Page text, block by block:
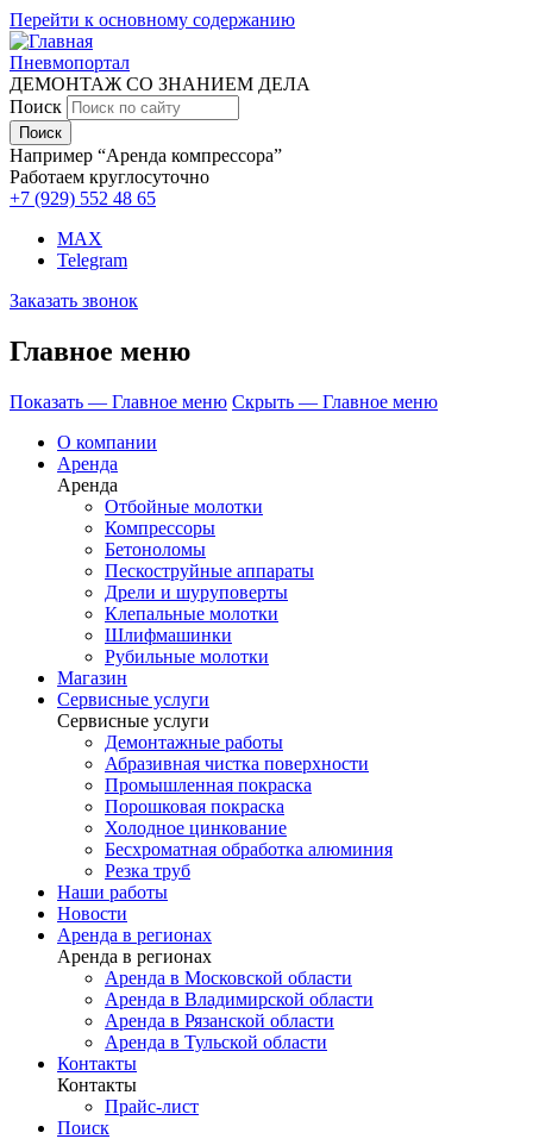
Перейти к основному содержанию
Пневмопортал
ДЕМОНТАЖ СО ЗНАНИЕМ ДЕЛА
Поиск
Например “Аренда компрессора”
Работаем круглосуточно
+7 (929) 552 48 65
MAX
Telegram
Заказать звонок
Главное меню
Показать — Главное меню Скрыть — Главное меню
О компании
Аренда
Аренда
Отбойные молотки
Компрессоры
Бетоноломы
Пескоструйные аппараты
Дрели и шуруповерты
Клепальные молотки
Шлифмашинки
Рубильные молотки
Магазин
Сервисные услуги
Сервисные услуги
Демонтажные работы
Абразивная чистка поверхности
Промышленная покраска
Порошковая покраска
Холодное цинкование
Бесхроматная обработка алюминия
Резка труб
Наши работы
Новости
Аренда в регионах
Аренда в регионах
Аренда в Московской области
Аренда в Владимирской области
Аренда в Рязанской области
Аренда в Тульской области
Контакты
Контакты
Прайс-лист
Поиск